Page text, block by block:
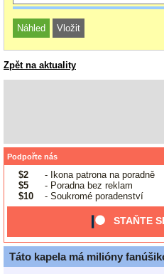
Zpět na aktuality
Podpořte nás
$2
- Ikona patrona na poradně
$5
- Poradna bez reklam
$10
- Soukromé poradenství
STAŇTE
Táto kapela má milióny